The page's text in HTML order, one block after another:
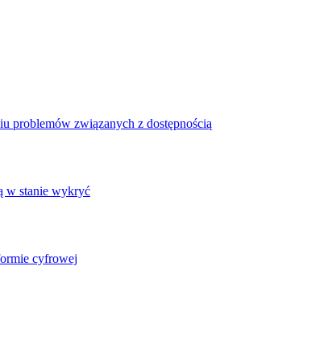
problemów związanych z dostępnością
w stanie wykryć
cyfrowej